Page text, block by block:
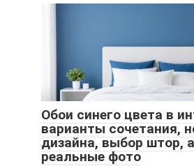
Обои синего цвета в
варианты сочетания,
дизайна, выбор штор,
реальные фото